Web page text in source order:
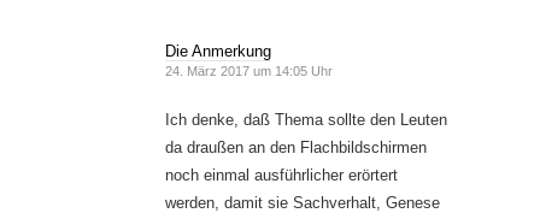
Die Anmerkung
24. März 2017 um 14:05 Uhr
Ich denke, daß Thema sollte den Leuten
da draußen an den Flachbildschirmen
noch einmal ausführlicher erörtert
werden, damit sie Sachverhalt, Genese